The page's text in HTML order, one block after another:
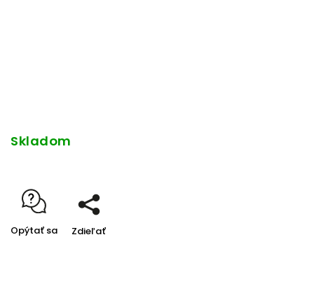
Skladom
Opýtať sa Zdieľať